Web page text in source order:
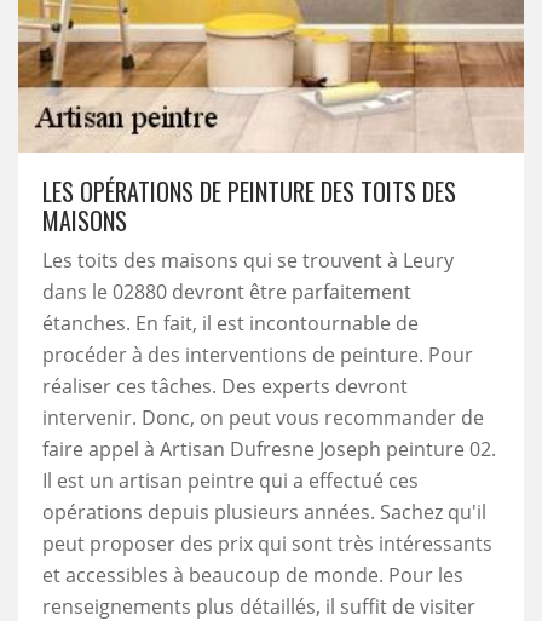
LES OPÉRATIONS DE PEINTURE DES TOITS DES
MAISONS
Les toits des maisons qui se trouvent à Leury
dans le 02880 devront être parfaitement
étanches. En fait, il est incontournable de
procéder à des interventions de peinture. Pour
réaliser ces tâches. Des experts devront
intervenir. Donc, on peut vous recommander de
faire appel à Artisan Dufresne Joseph peinture 02.
Il est un artisan peintre qui a effectué ces
opérations depuis plusieurs années. Sachez qu'il
peut proposer des prix qui sont très intéressants
et accessibles à beaucoup de monde. Pour les
renseignements plus détaillés, il suffit de visiter